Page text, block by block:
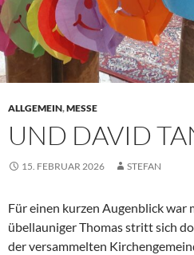
ALLGEMEIN,MESSE
UND DAVID
15. FEBRUAR 2026 STEFAN
Für einen kurzen Augenblick war
übellauniger Thomas stritt sich
der versammelten